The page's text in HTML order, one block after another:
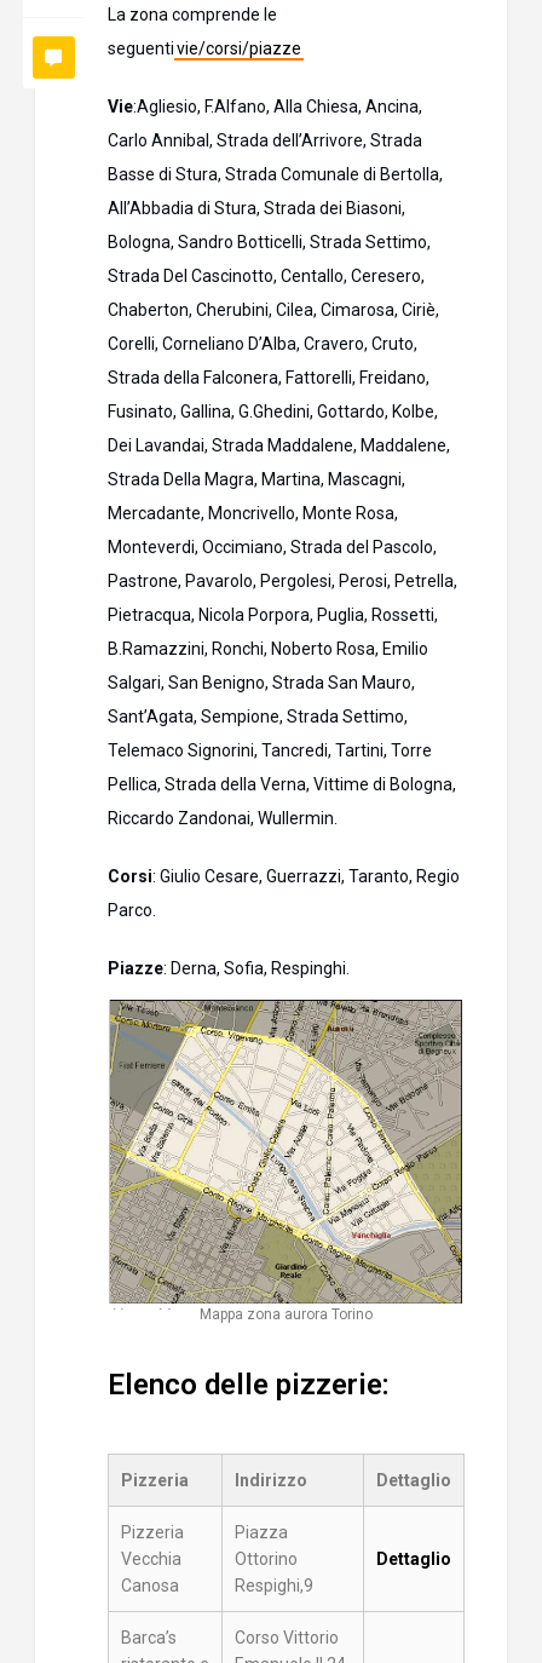
La zona comprende le
seguentivie/corsi/piazze
Vie:Agliesio, F.Alfano, Alla Chiesa, Ancina,
Carlo Annibal, Strada dell’Arrivore, Strada
Basse di Stura, Strada Comunale di Bertolla,
All’Abbadia di Stura, Strada dei Biasoni,
Bologna, Sandro Botticelli, Strada Settimo,
Strada Del Cascinotto, Centallo, Ceresero,
Chaberton, Cherubini, Cilea, Cimarosa, Ciriè,
Corelli, Corneliano D’Alba, Cravero, Cruto,
Strada della Falconera, Fattorelli, Freidano,
Fusinato, Gallina, G.Ghedini, Gottardo, Kolbe,
Dei Lavandai, Strada Maddalene, Maddalene,
Strada Della Magra, Martina, Mascagni,
Mercadante, Moncrivello, Monte Rosa,
Monteverdi, Occimiano, Strada del Pascolo,
Pastrone, Pavarolo, Pergolesi, Perosi, Petrella,
Pietracqua, Nicola Porpora, Puglia, Rossetti,
B.Ramazzini, Ronchi, Noberto Rosa, Emilio
Salgari, San Benigno, Strada San Mauro,
Sant’Agata, Sempione, Strada Settimo,
Telemaco Signorini, Tancredi, Tartini, Torre
Pellica, Strada della Verna, Vittime di Bologna,
Riccardo Zandonai, Wullermin.
Corsi: Giulio Cesare, Guerrazzi, Taranto, Regio
Parco.
Piazze: Derna, Sofia, Respinghi.
Mappa zona aurora Torino
Elenco delle pizzerie:
Pizzeria Indirizzo Dettaglio
Pizzeria
Vecchia
Canosa
Piazza
Ottorino
Respighi,9
Dettaglio
Barca’s
Corso Vittorio